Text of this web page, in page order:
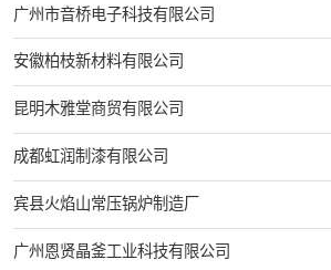
广州市音桥电子科技有限公司
安徽柏枝新材料有限公司
昆明木雅堂商贸有限公司
成都虹润制漆有限公司
宾县火焰山常压锅炉制造厂
广州恩贤晶釜工业科技有限公司